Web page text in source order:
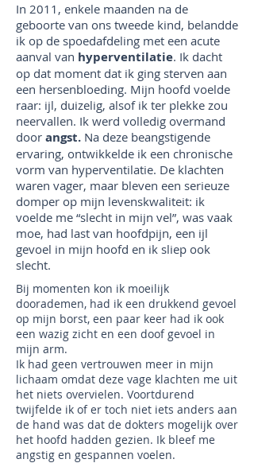
In 2011, enkele maanden na de
geboorte van ons tweede kind, belandde
ik op de spoedafdeling met een acute
aanval van hyperventilatie. Ik dacht
op dat moment dat ik ging sterven aan
een hersenbloeding. Mijn hoofd voelde
raar: ijl, duizelig, alsof ik ter plekke zou
neervallen. Ik werd volledig overmand
door angst. Na deze beangstigende
ervaring, ontwikkelde ik een chronische
vorm van hyperventilatie. De klachten
waren vager, maar bleven een serieuze
domper op mijn levenskwaliteit: ik
voelde me “slecht in mijn vel”, was vaak
moe, had last van hoofdpijn, een ijl
gevoel in mijn hoofd en ik sliep ook
slecht.
Bij momenten kon ik moeilijk
doorademen, had ik een drukkend gevoel
op mijn borst, een paar keer had ik ook
een wazig zicht en een doof gevoel in
mijn arm.
Ik had geen vertrouwen meer in mijn
lichaam omdat deze vage klachten me uit
het niets overvielen. Voortdurend
twijfelde ik of er toch niet iets anders aan
de hand was dat de dokters mogelijk over
het hoofd hadden gezien. Ik bleef me
angstig en gespannen voelen.